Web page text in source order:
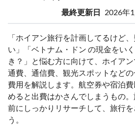
最終更新日 2026年
「ホイアン旅行を計画してるけど
い」「ベトナム・ドン の現金をい
き？」と悩む方に向けて、ホイア
通費、通信費、観光スポットなど
費用を解説します。航空券や宿泊
めると出費はかさんでしまうもの
前にしっかりリサーチして、旅行
う。